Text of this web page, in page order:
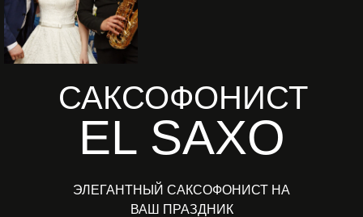
EL SAXO
САКСОФОНИСТ
ЭЛЕГАНТНЫЙ САКСОФОНИСТ НА
ВАШ ПРАЗДНИК